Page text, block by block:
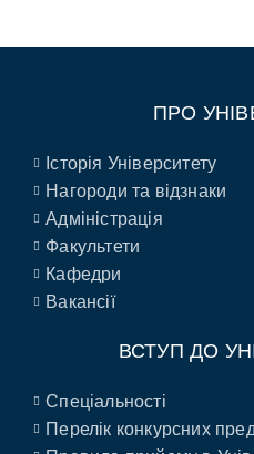
ПРО
Історія Університету
Нагороди та відзнаки
Адміністрація
Факультети
Кафедри
Вакансії
ВСТУП ДО
Спеціальності
Перелік конкурсних